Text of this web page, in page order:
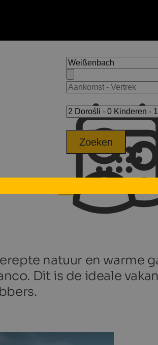
Zoeken
natuur en warme
Dit is de ideale